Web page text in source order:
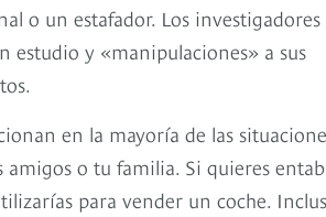
o un estafador. Los investigadores
estudio y «manipulaciones» a sus
en la mayoría de las
o tu familia. Si quieres
para vender un coche.